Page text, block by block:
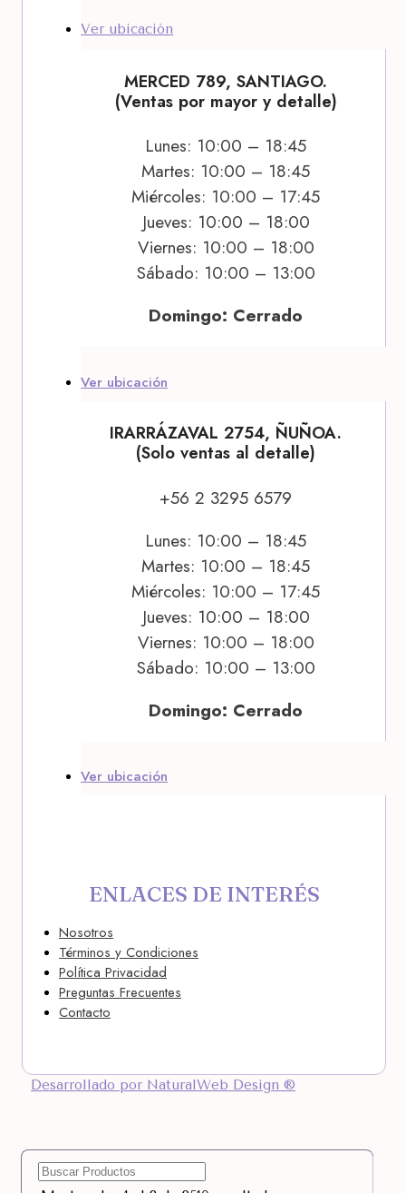
Ver ubicación
MERCED 789, SANTIAGO.
(Ventas por mayor y detalle)
Lunes: 10:00 – 18:45
Martes: 10:00 – 18:45
Miércoles: 10:00 – 17:45
Jueves: 10:00 – 18:00
Viernes: 10:00 – 18:00
Sábado: 10:00 – 13:00
Domingo: Cerrado
Ver ubicación
IRARRÁZAVAL 2754, ÑUÑOA.
(Solo ventas al detalle)
+56 2 3295 6579
Lunes: 10:00 – 18:45
Martes: 10:00 – 18:45
Miércoles: 10:00 – 17:45
Jueves: 10:00 – 18:00
Viernes: 10:00 – 18:00
Sábado: 10:00 – 13:00
Domingo: Cerrado
Ver ubicación
ENLACES DE INTERÉS
Nosotros
Términos y Condiciones
Política Privacidad
Preguntas Frecuentes
Contacto
Desarrollado por NaturalWeb Design ®